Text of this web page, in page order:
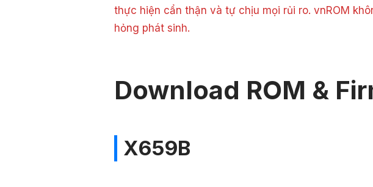
thực hiện cẩn thận và tự chịu mọi rủi ro. vnROM
hỏng phát sinh.
Download ROM &
X659B